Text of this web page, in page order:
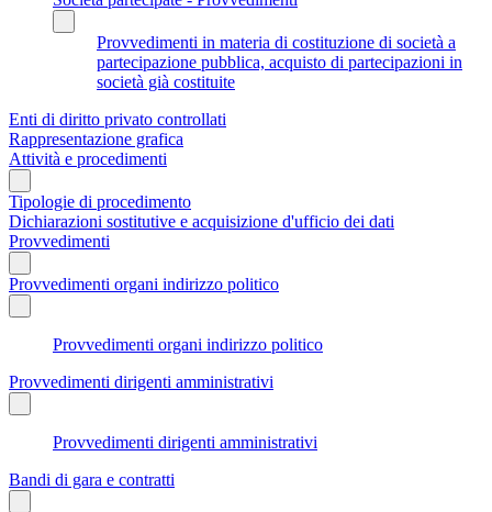
Provvedimenti in materia di costituzione di società a
partecipazione pubblica, acquisto di partecipazioni in
società già costituite
Enti di diritto privato controllati
Rappresentazione grafica
Attività e procedimenti
Tipologie di procedimento
Dichiarazioni sostitutive e acquisizione d'ufficio dei dati
Provvedimenti
Provvedimenti organi indirizzo politico
Provvedimenti organi indirizzo politico
Provvedimenti dirigenti amministrativi
Provvedimenti dirigenti amministrativi
Bandi di gara e contratti